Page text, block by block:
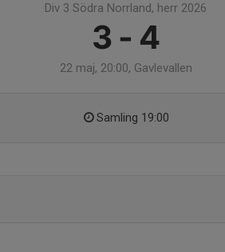
Div 3 Södra Norrland, herr 2026
3 - 4
22 maj, 20:00, Gavlevallen
Samling 19:00